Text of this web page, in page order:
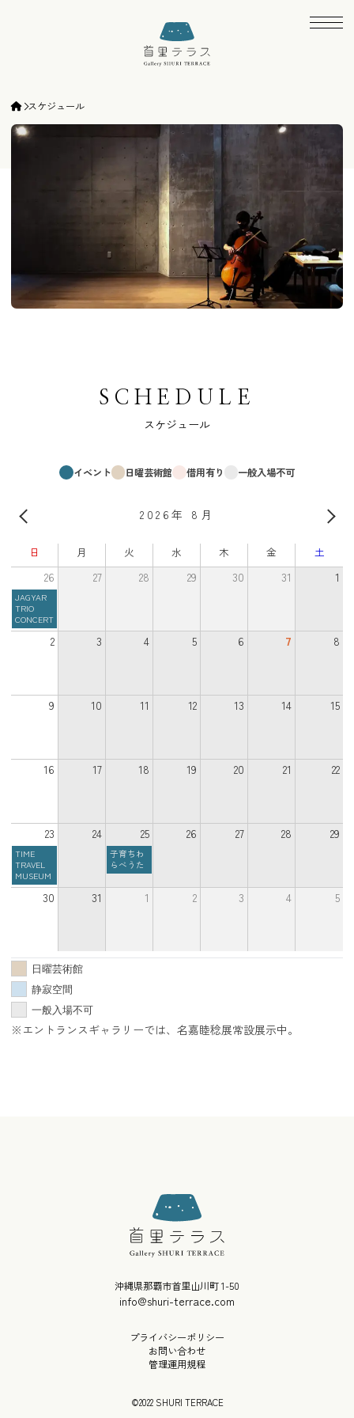
ギャラリー首里テラス | gallery SHURI
スケジュール
SCHEDULE
スケジュール
イベント 日曜芸術館 借用有り 一般入場不可
2026年 8月
日 月 火 水 木 金 土
26 27 28 29 30 31 1
JAGYAR
TRIO
CONCERT
2 3 4 5 6 7 8
9 10 11 12 13 14 15
16 17 18 19 20 21 22
23 24 25 26 27 28 29
TIME
TRAVEL
MUSEUM
子育ちわ
らべうた
30 31 1 2 3 4 5
日曜芸術館
静寂空間
一般入場不可
※エントランスギャラリーでは、名嘉睦稔展常設展示中。
沖縄県那覇市首里山川町 1-50
info@shuri-terrace.com
プライバシーポリシー
お問い合わせ
管理運用規程
©2022 SHURI TERRACE